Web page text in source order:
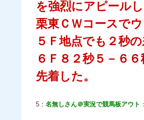
を強烈にアピールし
栗東ＣＷコースで
５Ｆ地点でも２秒
６Ｆ８２秒５－６
先着した。
5： 名無しさん＠実況で競馬板アウト